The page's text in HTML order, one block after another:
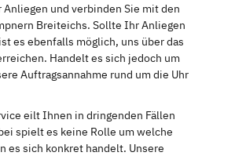
und verbinden Sie mit den
Breiteichs. Sollte Ihr Anliegen
es ebenfalls möglich, uns über das
Handelt es sich jedoch um
Auftragsannahme rund um die Uhr
eilt Ihnen in dringenden Fällen
spielt es keine Rolle um welche
es sich konkret handelt. Unsere